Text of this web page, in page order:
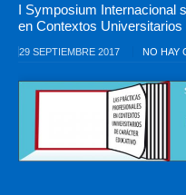
I Symposium Internacional
en Contextos
29 SEPTIEMBRE 2017 NO HAY